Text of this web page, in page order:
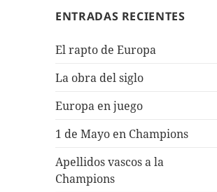
ENTRADAS RECIENTES
El rapto de Europa
La obra del siglo
Europa en juego
1 de Mayo en Champions
Apellidos vascos a la
Champions